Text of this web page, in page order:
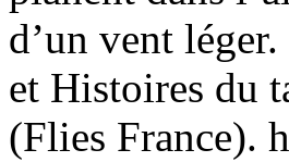
d’un vent
et Histoires du
(Flies France).